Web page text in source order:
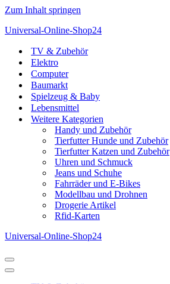
Zum Inhalt springen
Universal-Online-Shop24
TV & Zubehör
Elektro
Computer
Baumarkt
Spielzeug & Baby
Lebensmittel
Weitere Kategorien
Handy und Zubehör
Tierfutter Hunde und Zubehör
Tierfutter Katzen und Zubehör
Uhren und Schmuck
Jeans und Schuhe
Fahrräder und E-Bikes
Modellbau und Drohnen
Drogerie Artikel
Rfid-Karten
Universal-Online-Shop24
Navigationsmenü
Navigationsmenü